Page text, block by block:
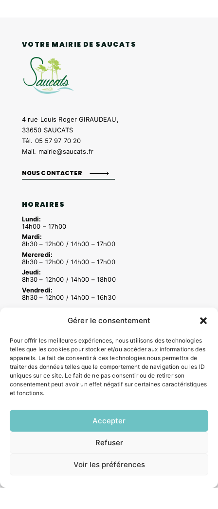
Gérer le consentement
Pour offrir les meilleures expériences, nous utilisons des technologies
telles que les cookies pour stocker et/ou accéder aux informations des
appareils. Le fait de consentir à ces technologies nous permettra de
traiter des données telles que le comportement de navigation ou les ID
uniques sur ce site. Le fait de ne pas consentir ou de retirer son
consentement peut avoir un effet négatif sur certaines caractéristiques
et fonctions.
Accepter
Refuser
Voir les préférences
VOTRE MAIRIE DE SAUCATS
4 rue Louis Roger GIRAUDEAU,
33650 SAUCATS
Tél. 05 57 97 70 20
Mail. mairie@saucats.fr
NOUS CONTACTER
HORAIRES
Lundi:
14h00 – 17h00
Mardi:
8h30 – 12h00 / 14h00 – 17h00
Mercredi:
8h30 – 12h00 / 14h00 – 17h00
Jeudi:
8h30 – 12h00 / 14h00 – 18h00
Vendredi:
8h30 – 12h00 / 14h00 – 16h30
Contacter la mairie
Pôle santé
Le Saucatais
Formalités administratives
Restauration scolaire
Demander un composteur
INFORMATIONS LÉGALES